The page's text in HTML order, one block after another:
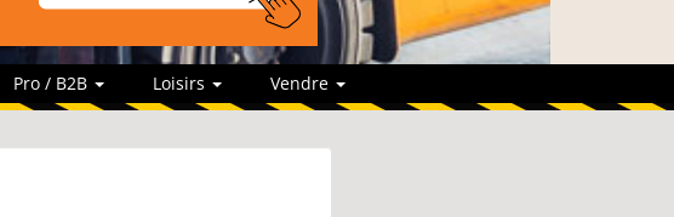
Pro / B2B Loisirs Vendre